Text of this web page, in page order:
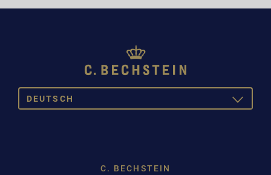
DEUTSCH
TOGGLE
C. BECHSTEIN